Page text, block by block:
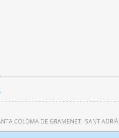
COLOMA DE GRAMENET SANT ADRIÀ